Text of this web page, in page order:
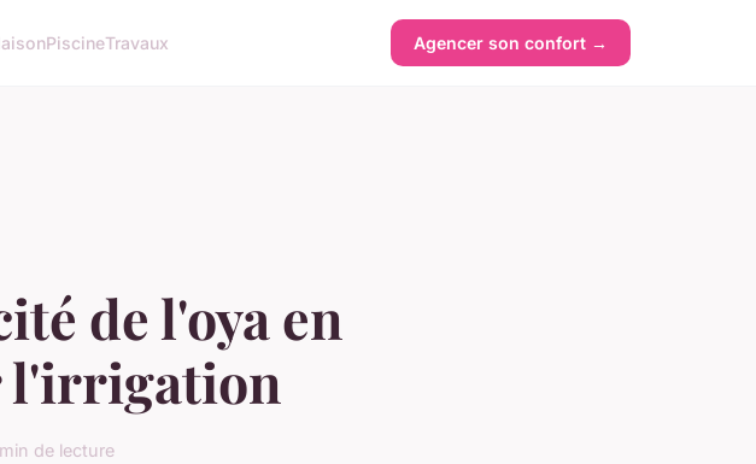
PiscineTravaux Agencer son confort →
de l'oya en
l'irrigation
de lecture